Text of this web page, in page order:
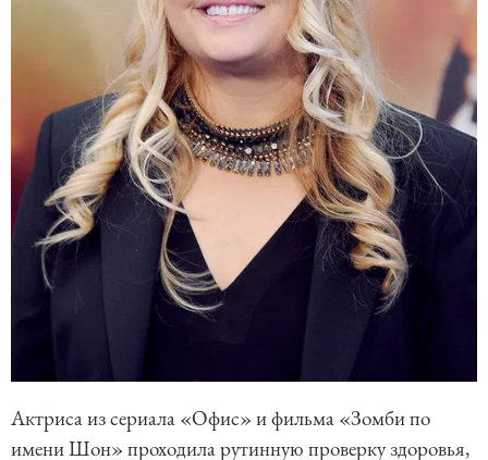
Актриса из сериала «Офис» и фильма «Зомби по
имени Шон» проходила рутинную проверку здоровья,